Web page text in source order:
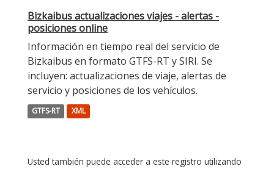
Bizkaibus actualizaciones viajes - alertas -
posiciones online
Información en tiempo real del servicio de
Bizkaibus en formato GTFS-RT y SIRI. Se
incluyen: actualizaciones de viaje, alertas de
servicio y posiciones de los vehículos.
GTFS-RT XML
Usted también puede acceder a este registro utilizando